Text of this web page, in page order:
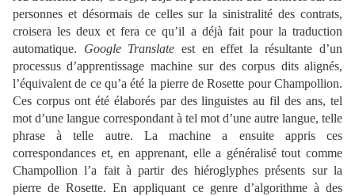
personnes et désormais de celles sur la sinistralité des contrats,
croisera les deux et fera ce qu’il a déjà fait pour la traduction
automatique. Google Translate est en effet la résultante d’un
processus d’apprentissage machine sur des corpus dits alignés,
l’équivalent de ce qu’a été la pierre de Rosette pour Champollion.
Ces corpus ont été élaborés par des linguistes au fil des ans, tel
mot d’une langue correspondant à tel mot d’une autre langue, telle
phrase à telle autre. La machine a ensuite appris ces
correspondances et, en apprenant, elle a généralisé tout comme
Champollion l’a fait à partir des hiéroglyphes présents sur la
pierre de Rosette. En appliquant ce genre d’algorithme à des